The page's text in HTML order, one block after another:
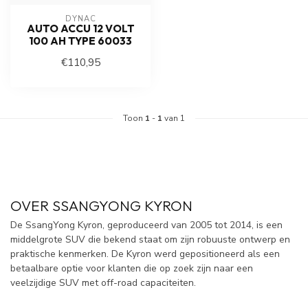
DYNAC
AUTO ACCU 12 VOLT
100 AH TYPE 60033
€110,95
Toon 1 - 1 van 1
OVER SSANGYONG KYRON
De SsangYong Kyron, geproduceerd van 2005 tot 2014, is een
middelgrote SUV die bekend staat om zijn robuuste ontwerp en
praktische kenmerken. De Kyron werd gepositioneerd als een
betaalbare optie voor klanten die op zoek zijn naar een
veelzijdige SUV met off-road capaciteiten.